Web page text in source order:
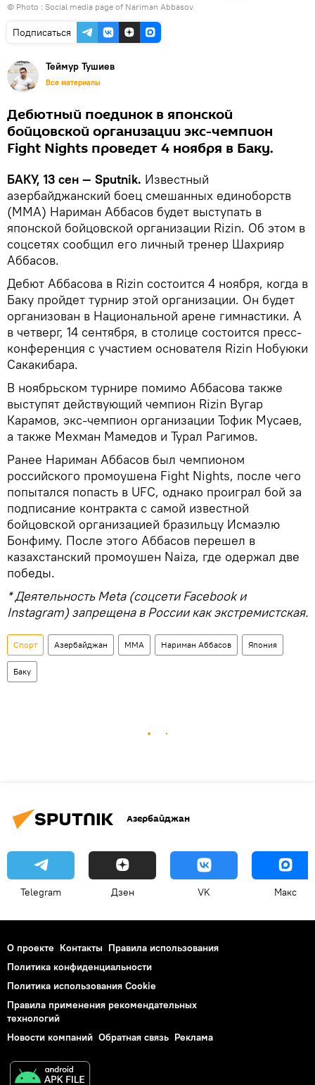
© Photo : Social media page of Nariman Abbasov
Подписаться
Теймур Тушиев
Все материалы
Дебютный поединок в японской
бойцовской организации экс-чемпион
Fight Nights проведет 4 ноября в Баку.
БАКУ, 13 сен — Sputnik. Известный
азербайджанский боец смешанных единоборств
(ММА) Нариман Аббасов будет выступать в
японской бойцовской организации Rizin. Об этом в
соцсетях сообщил его личный тренер Шахрияр
Аббасов.
Дебют Аббасова в Rizin состоится 4 ноября, когда в
Баку пройдет турнир этой организации. Он будет
организован в Национальной арене гимнастики. А
в четверг, 14 сентября, в столице состоится пресс-
конференция с участием основателя Rizin Нобуюки
Сакакибара.
В ноябрьском турнире помимо Аббасова также
выступят действующий чемпион Rizin Вугар
Карамов, экс-чемпион организации Тофик Мусаев,
а также Мехман Мамедов и Турал Рагимов.
Ранее Нариман Аббасов был чемпионом
российского промоушена Fight Nights, после чего
попытался попасть в UFC, однако проиграл бой за
подписание контракта с самой известной
бойцовской организацией бразильцу Исмаэлю
Бонфиму. После этого Аббасов перешел в
казахстанский промоушен Naiza, где одержал две
победы.
* Деятельность Meta (соцсети Facebook и
Instagram) запрещена в России как экстремистская.
Спорт Азербайджан ММА Нариман Аббасов Япония
Баку
Азербайджан
Telegram Дзен VK Макс
О проекте Контакты Правила использования
Политика конфиденциальности
Политика использования Cookie
Правила применения рекомендательных
технологий
Новости компаний Обратная связь Реклама